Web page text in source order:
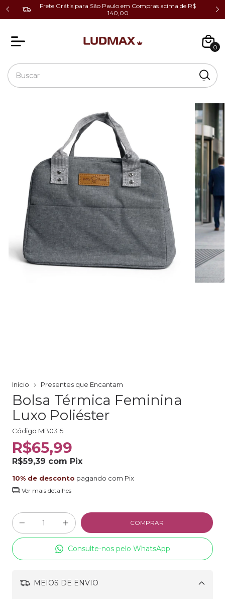
ao
Frete Grátis para São Paulo em Compras acima de R$
140,00
0
Início Presentes que Encantam
Bolsa Térmica Feminina
Luxo Poliéster
Código MB0315
R$65,99
R$59,39 com Pix
10% de desconto pagando com Pix
Ver mais detalhes
Consulte-nos pelo WhatsApp
MEIOS DE ENVIO